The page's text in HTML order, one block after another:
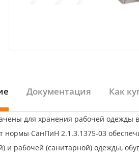
Документация Как
для хранения рабочей одежды
нормы СанПиН 2.1.3.1375-03
и рабочей (санитарной) одежды,